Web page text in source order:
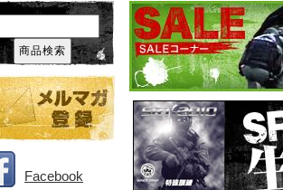
Facebook